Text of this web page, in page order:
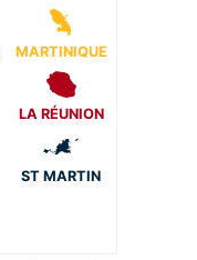
MARTINIQUE
LA RÉUNION
ST MARTIN